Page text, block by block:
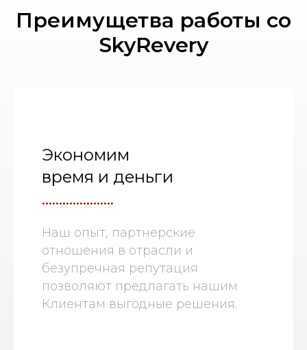
Преимущетва работы со
SkyRevery
Экономим
время и деньги
.....................
Наш опыт, партнерские
отношения в отрасли и
безупречная репутация
позволяют предлагать нашим
Клиентам выгодные решения.